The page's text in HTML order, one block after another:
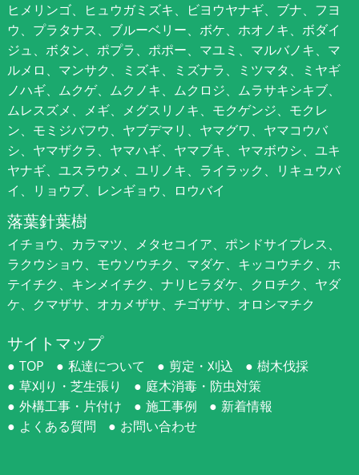
ヒメリンゴ、ヒュウガミズキ、ビヨウヤナギ、ブナ、フヨ
ウ、プラタナス、ブルーベリー、ボケ、ホオノキ、ボダイ
ジュ、ボタン、ポプラ、ポポー、マユミ、マルバノキ、マ
ルメロ、マンサク、ミズキ、ミズナラ、ミツマタ、ミヤギ
ノハギ、ムクゲ、ムクノキ、ムクロジ、ムラサキシキブ、
ムレスズメ、メギ、メグスリノキ、モクゲンジ、モクレ
ン、モミジバフウ、ヤブデマリ、ヤマグワ、ヤマコウバ
シ、ヤマザクラ、ヤマハギ、ヤマブキ、ヤマボウシ、ユキ
ヤナギ、ユスラウメ、ユリノキ、ライラック、リキュウバ
イ、リョウブ、レンギョウ、ロウバイ
落葉針葉樹
イチョウ、カラマツ、メタセコイア、ポンドサイプレス、
ラクウショウ、モウソウチク、マダケ、キッコウチク、ホ
テイチク、キンメイチク、ナリヒラダケ、クロチク、ヤダ
ケ、クマザサ、オカメザサ、チゴザサ、オロシマチク
サイトマップ
TOP 私達について 剪定・刈込
樹木伐採
草刈り・芝生張り
庭木消毒・防虫対策
外構工事・片付け
施工事例
新着情報
よくある質問
お問い合わせ